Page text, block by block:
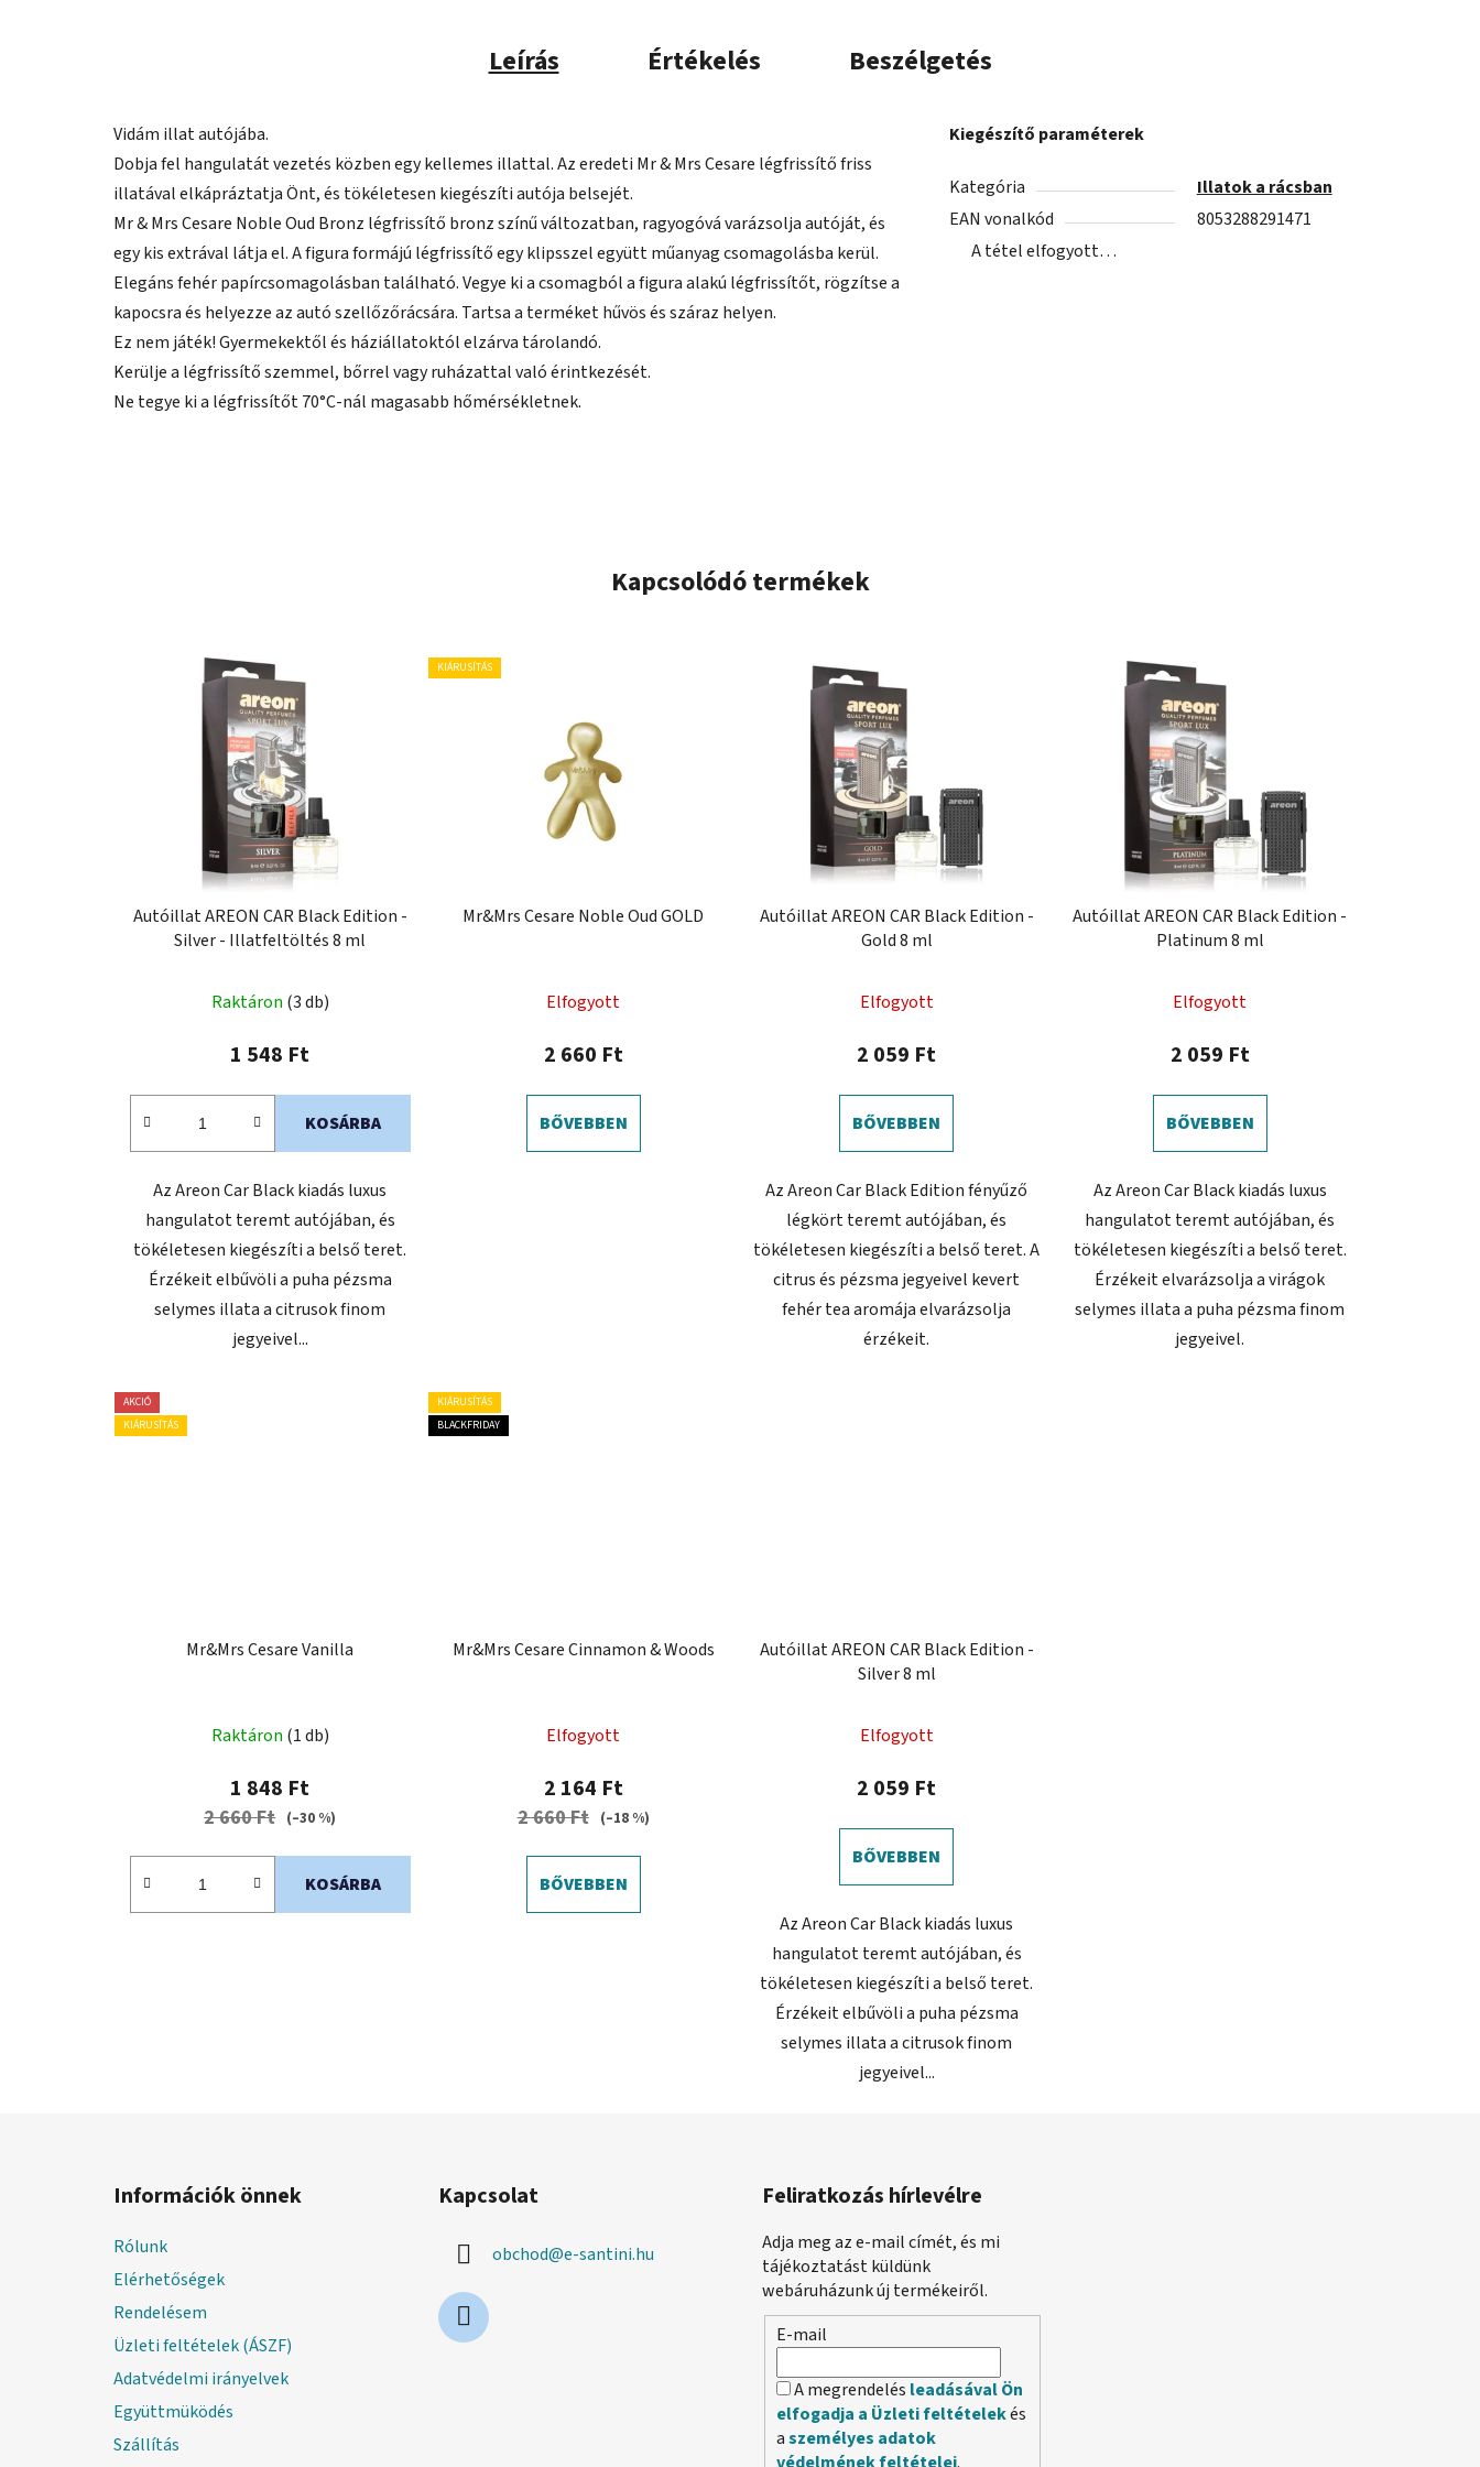
Leírás Értékelés Beszélgetés
Vidám illat autójába.
Dobja fel hangulatát vezetés közben egy kellemes illattal. Az eredeti Mr & Mrs Cesare légfrissítő friss
illatával elkápráztatja Önt, és tökéletesen kiegészíti autója belsejét.
Mr & Mrs Cesare Noble Oud Bronz légfrissítő bronz színű változatban, ragyogóvá varázsolja autóját, és
egy kis extrával látja el. A figura formájú légfrissítő egy klipsszel együtt műanyag csomagolásba kerül.
Elegáns fehér papírcsomagolásban található. Vegye ki a csomagból a figura alakú légfrissítőt, rögzítse a
kapocsra és helyezze az autó szellőzőrácsára. Tartsa a terméket hűvös és száraz helyen.
Ez nem játék! Gyermekektől és háziállatoktól elzárva tárolandó.
Kerülje a légfrissítő szemmel, bőrrel vagy ruházattal való érintkezését.
Ne tegye ki a légfrissítőt 70°C-nál magasabb hőmérsékletnek.
Kiegészítő paraméterek
Kategória
Illatok a rácsban
EAN vonalkód
8053288291471
A tétel elfogyott…
Kapcsolódó termékek
Autóillat AREON CAR Black Edition -
Silver - Illatfeltöltés 8 ml
Raktáron (3 db)
1 548 Ft
KOSÁRBA
Az Areon Car Black kiadás luxus
hangulatot teremt autójában, és
tökéletesen kiegészíti a belső teret.
Érzékeit elbűvöli a puha pézsma
selymes illata a citrusok finom
jegyeivel...
KIÁRUSÍTÁS
Mr&Mrs Cesare Noble Oud GOLD
Elfogyott
2 660 Ft
BŐVEBBEN
Autóillat AREON CAR Black Edition -
Gold 8 ml
Elfogyott
2 059 Ft
BŐVEBBEN
Az Areon Car Black Edition fényűző
légkört teremt autójában, és
tökéletesen kiegészíti a belső teret. A
citrus és pézsma jegyeivel kevert
fehér tea aromája elvarázsolja
érzékeit.
Autóillat AREON CAR Black Edition -
Platinum 8 ml
Elfogyott
2 059 Ft
BŐVEBBEN
Az Areon Car Black kiadás luxus
hangulatot teremt autójában, és
tökéletesen kiegészíti a belső teret.
Érzékeit elvarázsolja a virágok
selymes illata a puha pézsma finom
jegyeivel.
AKCIÓ
KIÁRUSÍTÁS
Mr&Mrs Cesare Vanilla
Raktáron (1 db)
1 848 Ft
2 660 Ft (–30 %)
KOSÁRBA
KIÁRUSÍTÁS
BLACKFRIDAY
Mr&Mrs Cesare Cinnamon & Woods
Elfogyott
2 164 Ft
2 660 Ft (–18 %)
BŐVEBBEN
Autóillat AREON CAR Black Edition -
Silver 8 ml
Elfogyott
2 059 Ft
BŐVEBBEN
Az Areon Car Black kiadás luxus
hangulatot teremt autójában, és
tökéletesen kiegészíti a belső teret.
Érzékeit elbűvöli a puha pézsma
selymes illata a citrusok finom
jegyeivel...
Információk önnek
Rólunk
Elérhetőségek
Rendelésem
Üzleti feltételek (ÁSZF)
Adatvédelmi irányelvek
Együttmüködés
Szállítás
Kapcsolat
obchod@e-santini.hu
Feliratkozás hírlevélre
Adja meg az e-mail címét, és mi
tájékoztatást küldünk
webáruházunk új termékeiről.
E-mail
A megrendelés leadásával Ön
elfogadja a Üzleti feltételekés
aszemélyes adatok